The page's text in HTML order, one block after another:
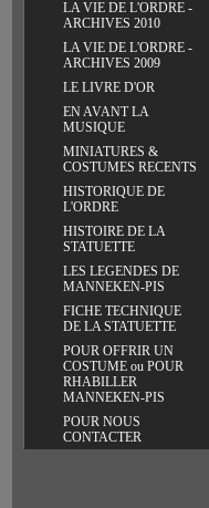
LA VIE DE L'ORDRE -
ARCHIVES 2010
LA VIE DE L'ORDRE -
ARCHIVES 2009
LE LIVRE D'OR
EN AVANT LA
MUSIQUE
MINIATURES &
COSTUMES RECENTS
HISTORIQUE DE
L'ORDRE
HISTOIRE DE LA
STATUETTE
LES LEGENDES DE
MANNEKEN-PIS
FICHE TECHNIQUE
DE LA STATUETTE
POUR OFFRIR UN
COSTUME ou POUR
RHABILLER
MANNEKEN-PIS
POUR NOUS
CONTACTER